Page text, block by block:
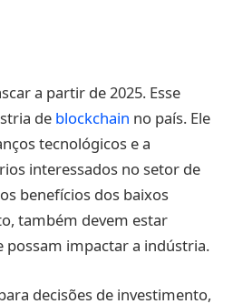
a partir de 2025. Esse
de blockchain no país. Ele
tecnológicos e a
interessados no setor de
benefícios dos baixos
também devem estar
impactar a indústria.
decisões de investimento,